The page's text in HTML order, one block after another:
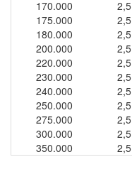
170.000
2,5
175.000
2,5
180.000
2,5
200.000
2,5
220.000
2,5
230.000
2,5
240.000
2,5
250.000
2,5
275.000
2,5
300.000
2,5
350.000
2,5